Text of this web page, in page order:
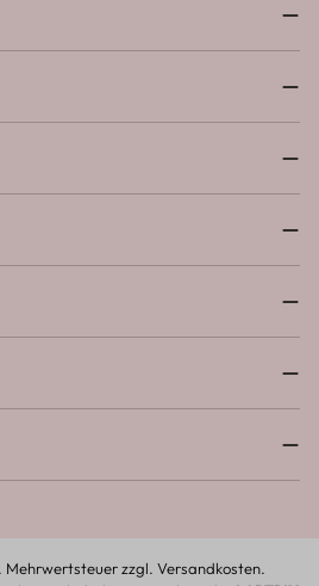
Mehrwertsteuer zzgl. Versandkosten.